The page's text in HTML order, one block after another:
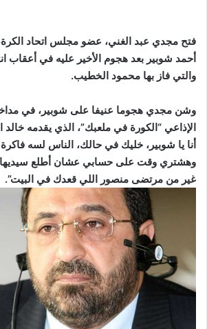
فتح مجدي عبد الغني، عضو مجلس اتحاد الكرة،
أحمد شوبير بعد هجوم الأخير عليه في أعقاب
والتي فاز بها محمود الخطيب.
وشن مجدي هجوما عنيفا على شوبير، في
الإذاعي “الكورة في ملعبك”، الذي يقدمه خالد
أنا يا شوبير، خليك في حالك، الناس لسه
وهشتري وقت على حسابي عشان أطلع
غير من مرتضى منصور اللي قعدك في البيت”.